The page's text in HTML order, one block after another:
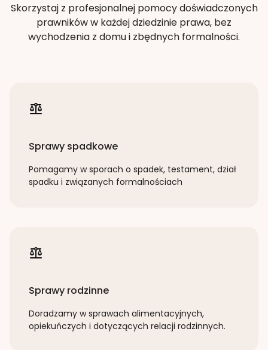
Skorzystaj z profesjonalnej pomocy doświadczonych
prawników w każdej dziedzinie prawa, bez
wychodzenia z domu i zbędnych formalności.
Sprawy spadkowe
Pomagamy w sporach o spadek, testament, dział
spadku i związanych formalnościach
Sprawy rodzinne
Doradzamy w sprawach alimentacyjnych,
opiekuńczych i dotyczących relacji rodzinnych.